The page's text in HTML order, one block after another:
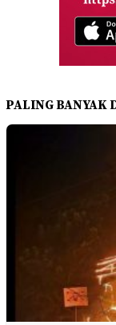
PALING BANYAK